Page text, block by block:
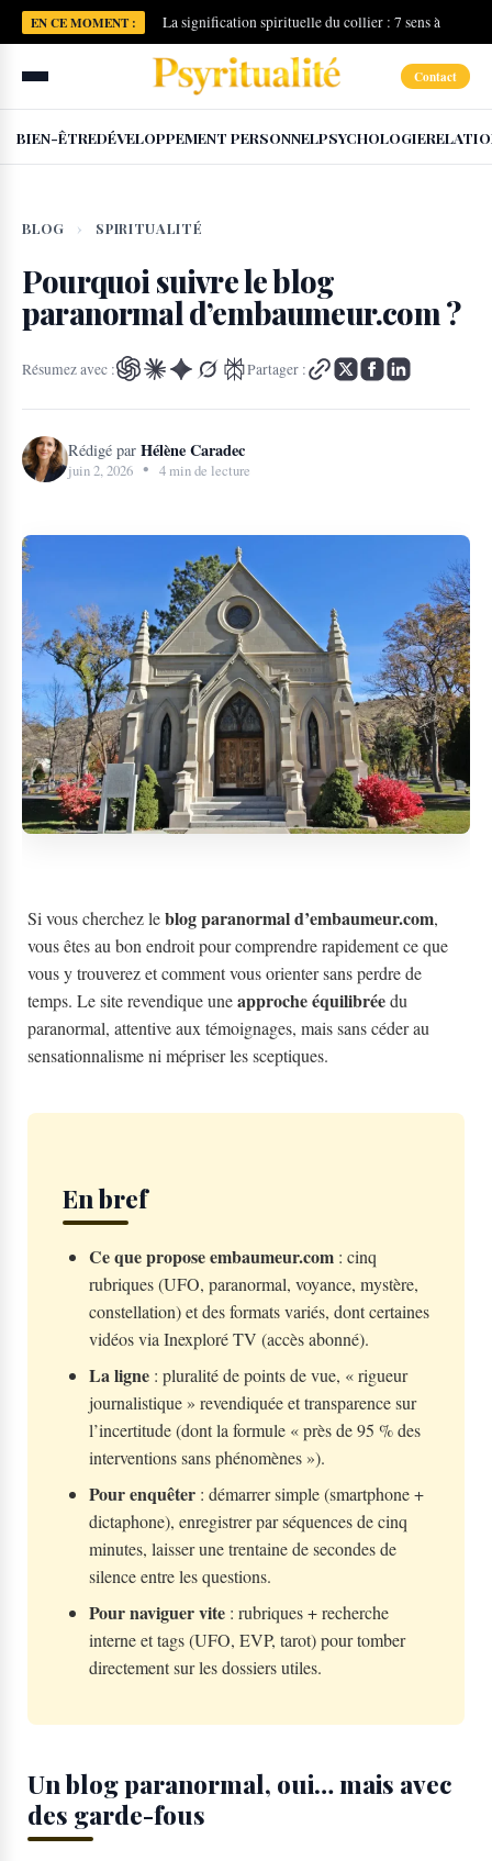
EN CE MOMENT :
La signification spirituelle du collier : 7 sens à
connaître
Contact
BIEN-ÊTREDÉVELOPPEMENT PERSONNELPSYCHOLOGIE
BLOG › SPIRITUALITÉ
Pourquoi suivre le blog
paranormal d’embaumeur.com ?
Résumez avec : Partager :
Rédigé par Hélène Caradec
juin 2, 2026 • 4 min de lecture
Si vous cherchez leblog paranormal d’embaumeur.com,
vous êtes au bon endroit pour comprendre rapidement ce que
vous y trouverez et comment vous orienter sans perdre de
temps. Le site revendique uneapproche équilibréedu
paranormal, attentive aux témoignages, mais sans céder au
sensationnalisme ni mépriser les sceptiques.
En bref
Ce que propose embaumeur.com : cinq
rubriques (UFO, paranormal, voyance, mystère,
constellation) et des formats variés, dont certaines
vidéos via Inexploré TV (accès abonné).
La ligne : pluralité de points de vue, « rigueur
journalistique » revendiquée et transparence sur
l’incertitude (dont la formule « près de 95 % des
interventions sans phénomènes »).
Pour enquêter : démarrer simple (smartphone +
dictaphone), enregistrer par séquences de cinq
minutes, laisser une trentaine de secondes de
silence entre les questions.
Pour naviguer vite : rubriques + recherche
interne et tags (UFO, EVP, tarot) pour tomber
directement sur les dossiers utiles.
Un blog paranormal, oui… mais avec
des garde-fous